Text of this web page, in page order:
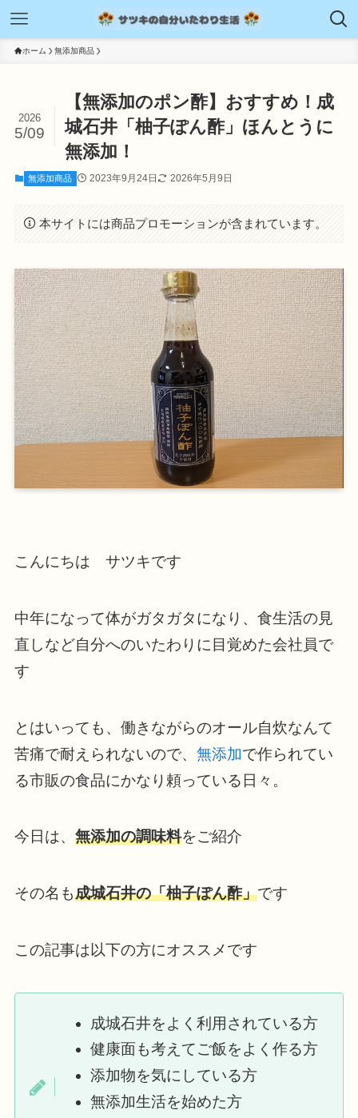
ホーム 無添加商品
【無添加のポン酢】おすすめ！成
城石井「柚子ぽん酢」ほんとうに
無添加！
2026
5/09
無添加商品 2023年9月24日 2026年5月9日
本サイトには商品プロモーションが含まれています。
こんにちは サツキです
中年になって体がガタガタになり、食生活の見
直しなど自分へのいたわりに目覚めた会社員で
す
とはいっても、働きながらのオール自炊なんて
苦痛で耐えられないので、 無添加で作られてい
る市販の食品にかなり頼っている日々。
今日は、 無添加の調味料をご紹介
その名も成城石井の「柚子ぽん酢」です
この記事は以下の方にオススメです
成城石井をよく利用されている方
健康面も考えてご飯をよく作る方
添加物を気にしている方
無添加生活を始めた方